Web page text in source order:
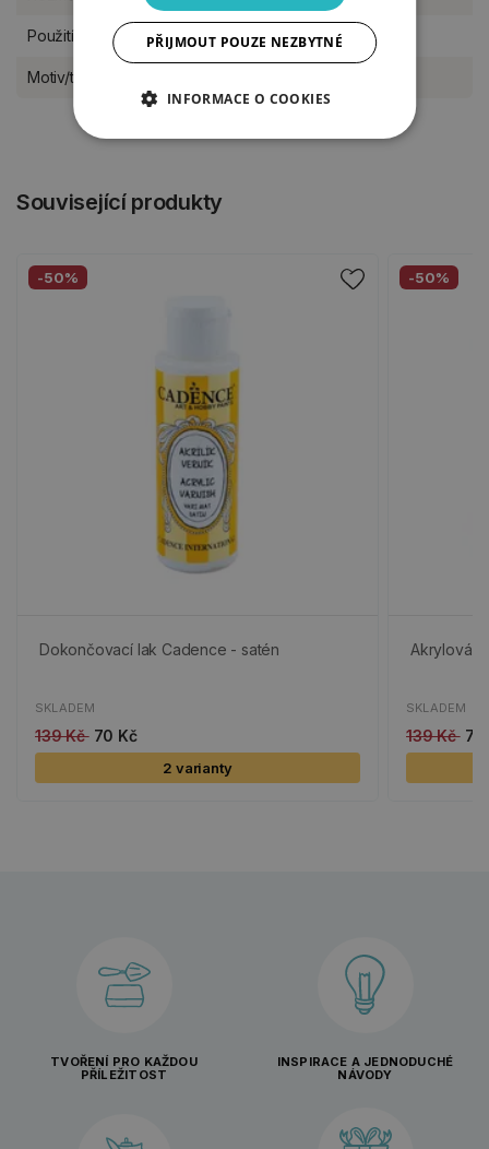
Použití samostojící
Motiv/téma
Související produkty
-50%
Dokončovací lak Cadence - satén
SKLADEM
139 Kč 70 Kč
2 varianty
-50%
Akrylová
SKLADEM
139 Kč 70
TVOŘENÍ PRO KAŽDOU
PŘÍLEŽITOST
INSPIRACE A JEDNODUCHÉ
NÁVODY
PŘIJMOUT POUZE NEZBYTNÉ
INFORMACE O COOKIES